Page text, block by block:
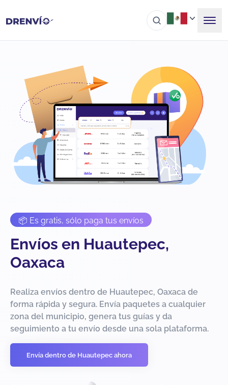
📦 Es gratis, sólo paga tus envíos
Envíos en Huautepec,
Oaxaca
Realiza envíos dentro de Huautepec, Oaxaca de
forma rápida y segura. Envía paquetes a cualquier
zona del municipio, genera tus guías y da
seguimiento a tu envío desde una sola plataforma.
Envía dentro de Huautepec ahora